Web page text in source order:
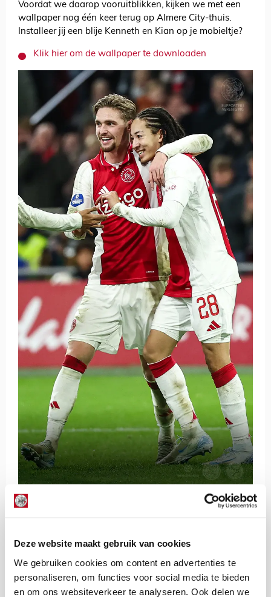
Deze website maakt gebruik van cookies
We gebruiken cookies om content en advertenties te
personaliseren, om functies voor social media te bieden
en om ons websiteverkeer te analyseren. Ook delen we
Voordat we daarop vooruitblikken, kijken we met een
wallpaper nog één keer terug op Almere City-thuis.
Installeer jij een blije Kenneth en Kian op je mobieltje?
Klik hier om de wallpaper te downloaden
De Redactie